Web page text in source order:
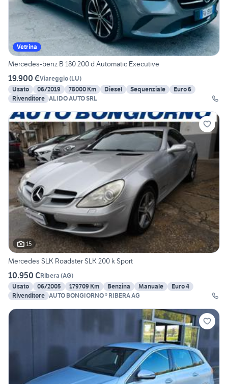
Vetrina
Mercedes-benz B 180 200 d Automatic Executive
19.900 €Viareggio(LU)
Usato
06/2019 78000 Km Diesel Sequenziale
Euro 6
Rivenditore ALIDO AUTO SRL
15
Mercedes SLK Roadster SLK 200 k Sport
10.950 €Ribera (AG)
Usato
06/2005 179709 Km Benzina Manuale
Euro 4
Rivenditore AUTO BONGIORNO ® RIBERA AG